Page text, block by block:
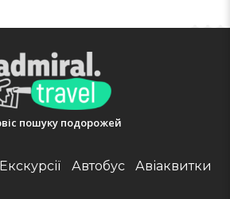
government decisions. Managed
property - someone will meet you.
cours du danube, 77700, Serris,
пошуку подорожей
Екскурсії Автобус Авіаквитки